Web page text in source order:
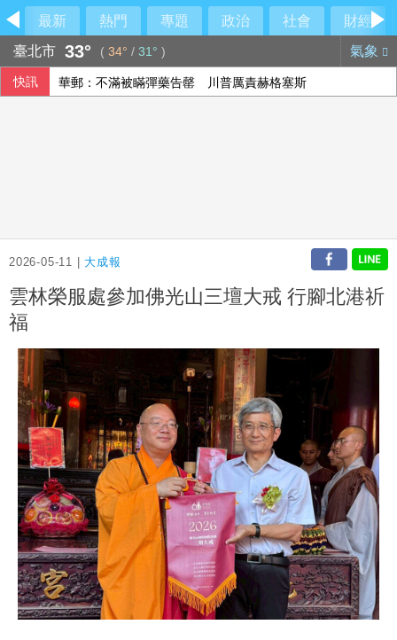
最新 熱門 專題 政治 社會
財經
臺北市 33° ( 34° / 31° ) 氣象
快訊 華郵：不滿被瞞彈藥告罄 川普厲責赫格塞斯
2026-05-11 | 大成報
雲林榮服處參加佛光山三壇大戒 行腳北港祈
福